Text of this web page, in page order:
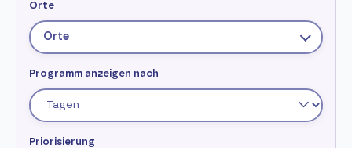
Orte
Orte
Programm anzeigen nach
Priorisierung